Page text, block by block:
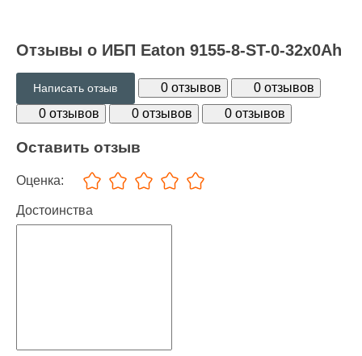
Отзывы о ИБП Eaton 9155-8-ST-0-32x0Ah
Написать отзыв 0 отзывов
0 отзывов
0 отзывов
0 отзывов 0 отзывов
Оставить отзыв
Оценка:
Достоинства